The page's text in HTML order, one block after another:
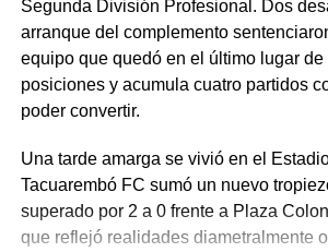
Segunda División Profesional. Dos
arranque del complemento
equipo que quedó en el último lugar de
posiciones y acumula cuatro partidos
poder convertir.
Una tarde amarga se vivió en el
Tacuarembó FC sumó un nuevo
superado por 2 a 0 frente a Plaza
que reflejó realidades diametralmente